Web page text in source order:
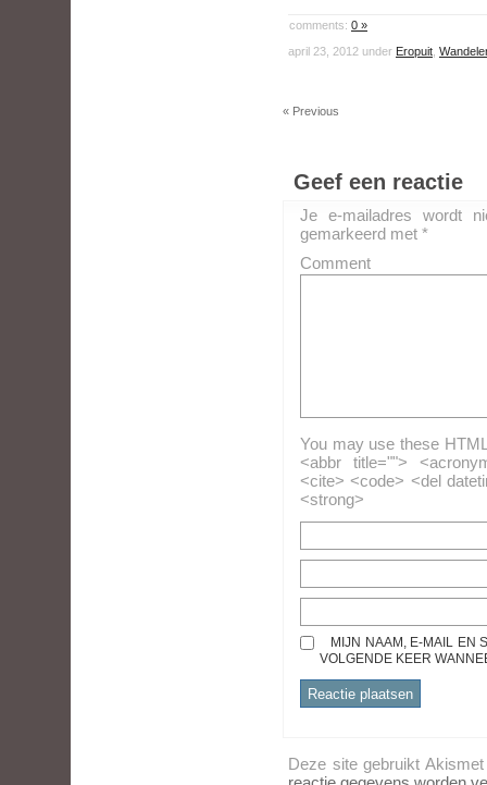
comments: 0 »
april 23, 2012 under Eropuit
« Previous
Geef een reactie
Je e-mailadres wordt
gemarkeerd met *
Comment
You may use these
<abbr title="">
<cite> <code> <del
<strong>
MIJN NAAM, E-MAIL EN
VOLGENDE KEER
Deze site gebruikt